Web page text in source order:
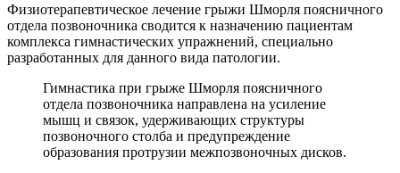
Физиотерапевтическое лечение грыжи Шморля поясничного
отдела позвоночника сводится к назначению пациентам
комплекса гимнастических упражнений, специально
разработанных для данного вида патологии.
Гимнастика при грыже Шморля поясничного
отдела позвоночника направлена на усиление
мышц и связок, удерживающих структуры
позвоночного столба и предупреждение
образования протрузии межпозвоночных дисков.